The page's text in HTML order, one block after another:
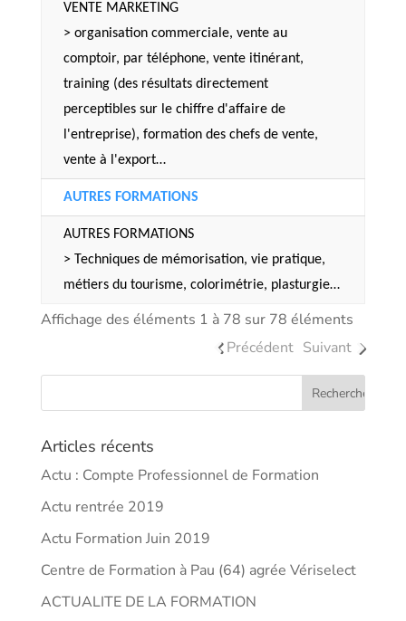
VENTE MARKETING
> organisation commerciale, vente au
comptoir, par téléphone, vente itinérant,
training (des résultats directement
perceptibles sur le chiffre d'affaire de
l'entreprise), formation des chefs de vente,
vente à l'export…
AUTRES FORMATIONS
AUTRES FORMATIONS
> Techniques de mémorisation, vie pratique,
métiers du tourisme, colorimétrie, plasturgie…
Affichage des éléments 1 à 78 sur 78 éléments
Précédent Suivant
Articles récents
Actu : Compte Professionnel de Formation
Actu rentrée 2019
Actu Formation Juin 2019
Centre de Formation à Pau (64) agrée Vériselect
ACTUALITE DE LA FORMATION